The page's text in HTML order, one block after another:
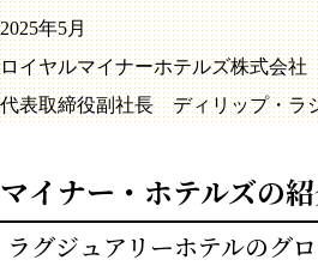
2025年5月
ロイヤルマイナーホテルズ株式会社
代表取締役副社長 ディリップ・ラ
マイナー・ホテルズの
ラグジュアリーホテルのグ